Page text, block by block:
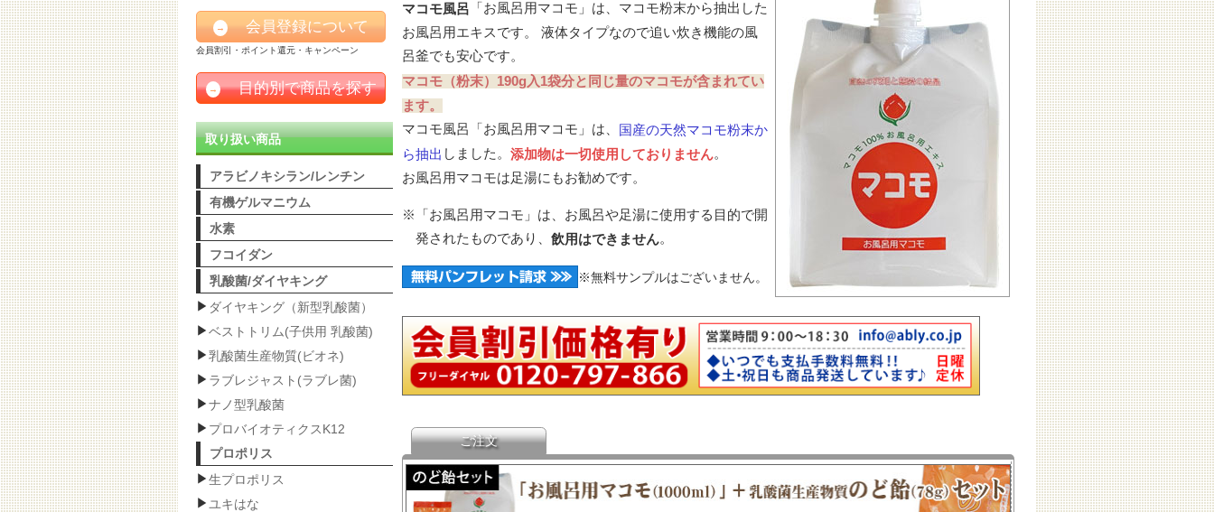
→ 会員登録について
会員割引・ポイント還元・キャンペーン
→ 目的別で商品を探す
取り扱い商品
アラビノキシラン/レンチン
有機ゲルマニウム
水素
フコイダン
乳酸菌/ダイヤキング
ダイヤキング（新型乳酸菌）
ベストトリム(子供用 乳酸菌)
乳酸菌生産物質(ビオネ)
ラブレジャスト(ラブレ菌)
ナノ型乳酸菌
プロバイオティクスK12
プロポリス
生プロポリス
ユキはな
マコモ風呂 「お風呂用マコモ」は、マコモ粉末から抽出した
お風呂用エキスです。 液体タイプなので追い炊き機能の風
呂釜でも安心です。
マコモ（粉末）190g入1袋分と同じ量のマコモが含まれてい
ます。
マコモ風呂「お風呂用マコモ」は、
国産の天然マコモ粉末か
ら抽出 しました。 添加物は一切使用しておりません。
お風呂用マコモは足湯にもお勧めです。
※
「お風呂用マコモ」は、お風呂や足湯に使用する目的で開
発されたものであり、 飲用はできません。
※無料サンプルはございません。
ご注文